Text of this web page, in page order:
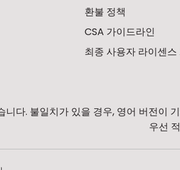
환불 정책
CSA 가이드라인
최종 사용자 라이센스
다. 불일치가 있을 경우, 영어 버전이
우선